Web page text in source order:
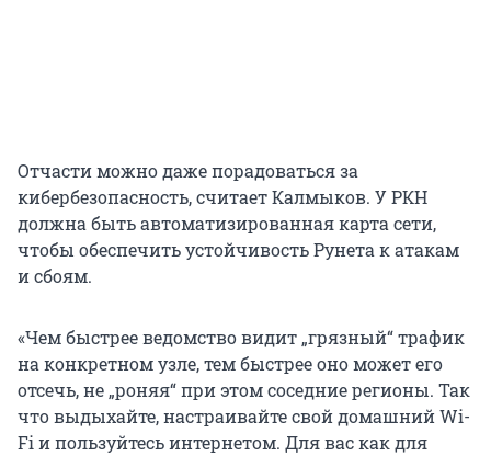
Отчасти можно даже порадоваться за
кибербезопасность, считает Калмыков. У РКН
должна быть автоматизированная карта сети,
чтобы обеспечить устойчивость Рунета к атакам
и сбоям.
«Чем быстрее ведомство видит „грязный“ трафик
на конкретном узле, тем быстрее оно может его
отсечь, не „роняя“ при этом соседние регионы. Так
что выдыхайте, настраивайте свой домашний Wi-
Fi и пользуйтесь интернетом. Для вас как для